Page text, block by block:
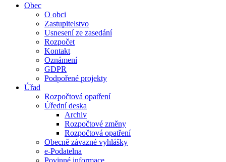
Obec
O obci
Zastupitelstvo
Usnesení ze zasedání
Rozpočet
Kontakt
Oznámení
GDPR
Podpořené projekty
Úřad
Rozpočtová opatření
Úřední deska
Archiv
Rozpočtové změny
Rozpočtová opatření
Obecně závazné vyhlášky
e-Podatelna
Povinné informace